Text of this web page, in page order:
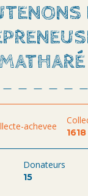
Donateurs
15